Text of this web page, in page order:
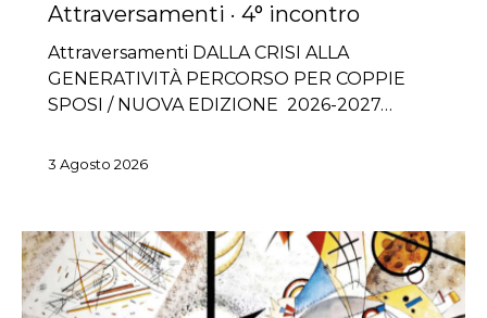
Attraversamenti · 4° incontro
Attraversamenti DALLA CRISI ALLA
GENERATIVITÀ PERCORSO PER COPPIE
SPOSI / NUOVA EDIZIONE 2026-2027…
3 Agosto 2026